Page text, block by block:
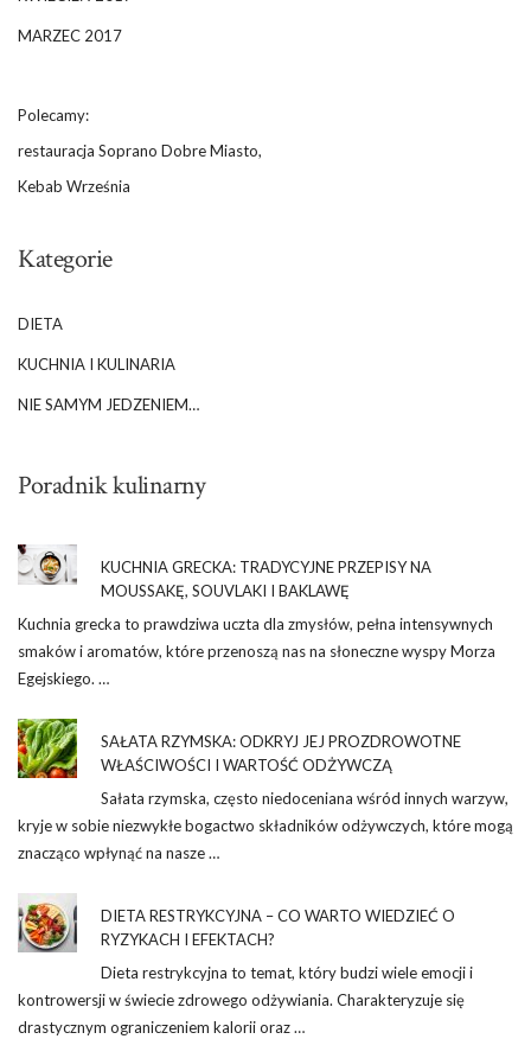
MARZEC 2017
Polecamy:
restauracja Soprano Dobre Miasto,
Kebab Września
Kategorie
DIETA
KUCHNIA I KULINARIA
NIE SAMYM JEDZENIEM…
Poradnik kulinarny
KUCHNIA GRECKA: TRADYCYJNE PRZEPISY NA
MOUSSAKĘ, SOUVLAKI I BAKLAWĘ
Kuchnia grecka to prawdziwa uczta dla zmysłów, pełna intensywnych
smaków i aromatów, które przenoszą nas na słoneczne wyspy Morza
Egejskiego. …
SAŁATA RZYMSKA: ODKRYJ JEJ PROZDROWOTNE
WŁAŚCIWOŚCI I WARTOŚĆ ODŻYWCZĄ
Sałata rzymska, często niedoceniana wśród innych warzyw,
kryje w sobie niezwykłe bogactwo składników odżywczych, które mogą
znacząco wpłynąć na nasze …
DIETA RESTRYKCYJNA – CO WARTO WIEDZIEĆ O
RYZYKACH I EFEKTACH?
Dieta restrykcyjna to temat, który budzi wiele emocji i
kontrowersji w świecie zdrowego odżywiania. Charakteryzuje się
drastycznym ograniczeniem kalorii oraz …